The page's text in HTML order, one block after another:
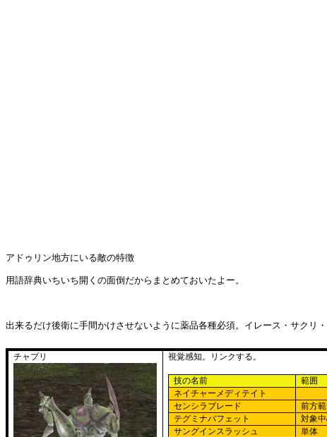
アドゥリン地方にいる敵の特徴
用語辞典いちいち開くの面倒だからまとめておいたよー。
出来るだけ後衛に手間かけさせないように薬品各種必須。イレース・サクリ
チャプリ 視覚感知。リンクする。
技の名前 範囲
ネイチャーメディテイト
センシラブレード
前方範
テグミナバフェット
対象
サングインスラッシュ
単体